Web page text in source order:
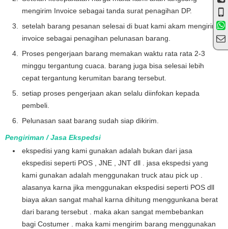
mengirim Invoice sebagai tanda surat penagihan DP.
setelah barang pesanan selesai di buat kami akam mengirim
invoice sebagai penagihan pelunasan barang.
Proses pengerjaan barang memakan waktu rata rata 2-3
minggu tergantung cuaca. barang juga bisa selesai lebih
cepat tergantung kerumitan barang tersebut.
setiap proses pengerjaan akan selalu diinfokan kepada
pembeli.
Pelunasan saat barang sudah siap dikirim.
Pengiriman / Jasa Ekspedsi
ekspedisi yang kami gunakan adalah bukan dari jasa
ekspedisi seperti POS , JNE , JNT dll . jasa ekspedsi yang
kami gunakan adalah menggunakan truck atau pick up .
alasanya karna jika menggunakan ekspedisi seperti POS dll
biaya akan sangat mahal karna dihitung menggunkana berat
dari barang tersebut . maka akan sangat membebankan
bagi Costumer . maka kami mengirim barang menggunakan